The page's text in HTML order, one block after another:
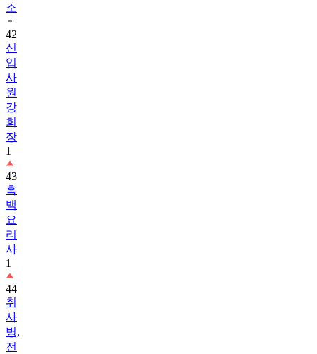
소
42
신
입
사
원
강
회
장
1
43
흑
백
요
리
사
1
44
취
사
병,
전